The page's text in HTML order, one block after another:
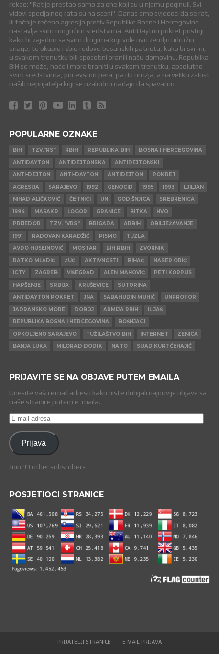
rekao: "Rat je prestao samo za one koji su u njemu poginuli. Svi
vidovi specijalnog rata su na sceni". Danas smo svjedoci da se rat,
ili tačnije rečeno agresija protiv Republike Bosne i Hercegovine
nastavlja svim mogućim sredstvima. AntiDayton pokret postoji
kako bi zajedno sa svim drugima koji vole ovu zemlju udružio
snage, te okupio i zbio redove bosanskih patriota, kako bi svi mi,
u svakom trenutku bili sposobni branili našu domovinu. Republika
BiH se može, hoće i mora braniti u svakom trenutku, apsolutno
svim sredstvima, počevši od pera, pa do oružja, a na veliku žalost
naših neprijatelja koji se uzaludno nadaju da spavamo.
POPULARNE OZNAKE
BIH TZV."RS" RBIH REPUBLIKA BIH
BOSNA I HERCEGOVINA
ANTIDAYTON
ANTIDEJTONSKA
ANTIDEJTONSKI
ANTI-DEJTON
ANTI-DAYTON ANTIDEJTON
POKRET
AGRESIJA
SARAJEVO 1992 GENOCID 1995 1993
LJILJAN
NIHAD ALIČKOVIĆ
ČETNICI UN GODIŠNJICA
SREBRENICA
1994
MASAKR LOGOR GRANICE BITKA
HVO
PRIJEDOR
TZV. "VRS" BRIGADA ARBIH
OBILJEŽAVANJE
1991
RADOVAN KARADŽIĆ PISMO
TUZLA
AVDO HUSEINOVIĆ
MOSTAR BIH.RBIH
ZVORNIK
RATKO MLADIĆ
ŽUČ AKTIVNOSTI BIHAĆ
NASER ORIĆ
ICTY
ZAGREB VIŠEGRAD ALEN MAHOVIĆ
PETI KORPUS
HAPŠENJE
SRBIJA KRUŠEVICE
SUTORINA
ANTIDAYTON POKRET
JNA SABAHUDIN MUHIĆ
UNPROFOR
JADRANSKO MORE
DOBOJ ARMIJA RBIH
ILIJAŠ
REPUBLIKA BOSNA I HERCEGOVINA
BOŠNJACI
OPKOLJENO SARAJEVO
TUŽILAŠTVO BIH INTERNET
ZENICA
BANJA LUKA
MILORAD DODIK NATO SUAD KURTĆEHAJIĆ
PRIJAVITE SE NA OBJAVE PUTEM EMAILA
Unesite vašu email adresu kako biste dobijali najnovije objave sa
naše stranice putem e-maila.
E-
mail
adresa
Prijava
Join 99 other subscribers
POSJETIOCI STRANICE
PRIJATELJI STRANICE E-MAIL PRIJAVA